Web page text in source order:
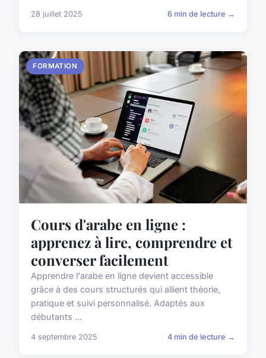
28 juillet 2025 6 min de lecture →
FORMATION
Cours d'arabe en ligne :
apprenez à lire, comprendre et
converser facilement
Apprendre l'arabe en ligne devient accessible
grâce à des cours structurés qui allient théorie,
pratique et suivi personnalisé. Adaptés aux
débutants ...
4 septembre 2025 4 min de lecture →